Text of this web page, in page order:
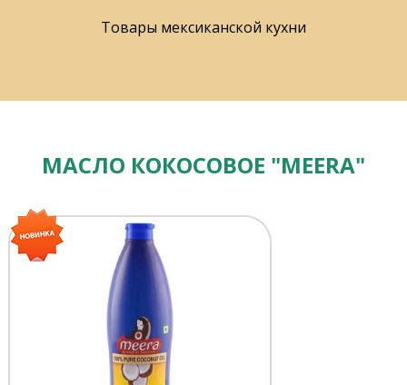
Товары мексиканской кухни
МАСЛО КОКОСОВОЕ "MEERA"